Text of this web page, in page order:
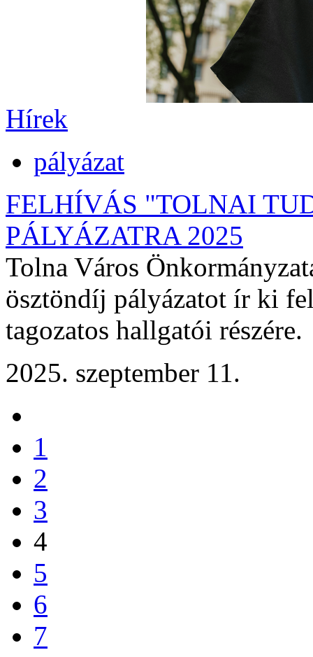
Hírek
pályázat
FELHÍVÁS "TOLNAI
PÁLYÁZATRA 2025
Tolna Város
ösztöndíj pályázatot ír ki
tagozatos hallgatói részére.
2025. szeptember 11.
1
2
3
4
5
6
7